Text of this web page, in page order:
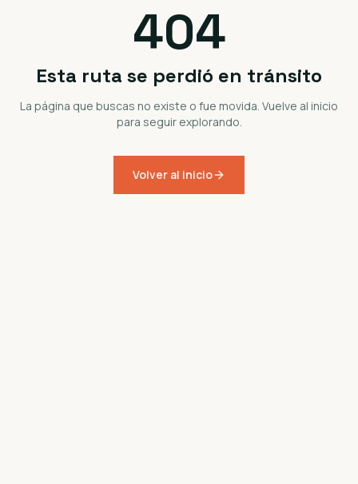
404
Esta ruta se perdió en tránsito
La página que buscas no existe o fue movida. Vuelve al inicio
para seguir explorando.
Volver al inicio